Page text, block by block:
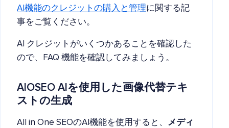
AI機能のクレジットの購入と管理に関する記
事をご覧ください。
AI クレジットがいくつかあることを確認した
ので、FAQ 機能を確認してみましょう。
AIOSEO AIを使用した画像代替テキ
ストの生成
All in One SEOのAI機能を使用すると、 メディ